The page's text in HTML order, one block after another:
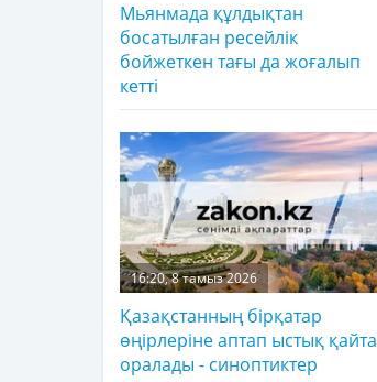
Мьянмада құлдықтан
босатылған ресейлік
бойжеткен тағы да жоғалып
кетті
16:20, 8 тамыз 2026
Қазақстанның бірқатар
өңірлеріне аптап ыстық қайта
оралады - синоптиктер